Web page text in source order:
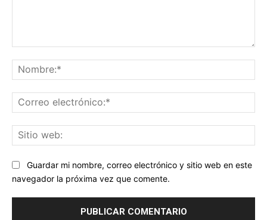
Guardar mi nombre, correo electrónico y sitio web en este
navegador la próxima vez que comente.